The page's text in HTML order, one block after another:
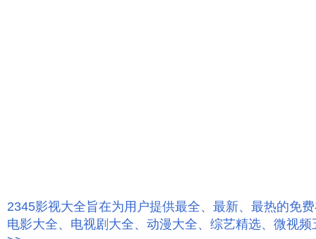
2345影视大全旨在为用户提供最全、最新、最热的免
电影大全、电视剧大全、动漫大全、综艺精选、微视